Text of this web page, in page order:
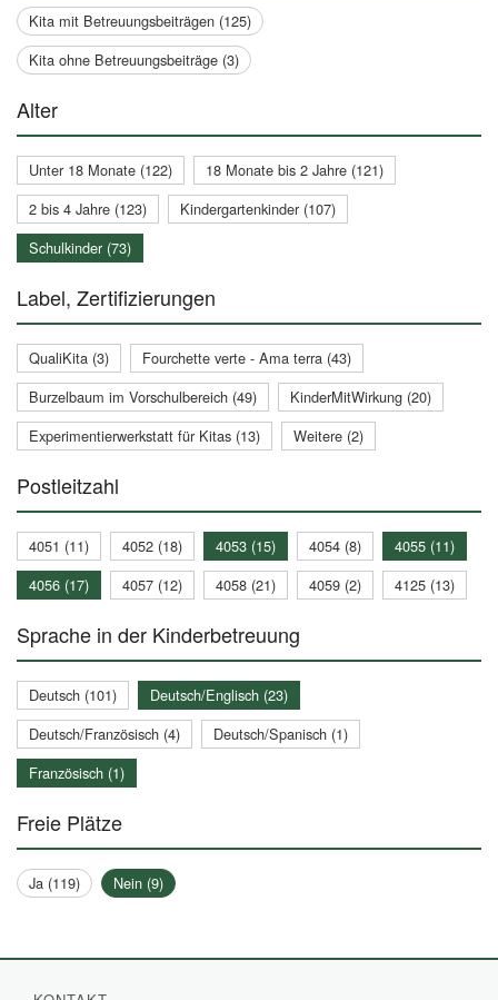
Kita mit Betreuungsbeiträgen (125)
Kita ohne Betreuungsbeiträge (3)
Alter
Unter 18 Monate (122)
18 Monate bis 2 Jahre (121)
2 bis 4 Jahre (123)
Kindergartenkinder (107)
Schulkinder (73)
Label, Zertifizierungen
QualiKita (3)
Fourchette verte - Ama terra (43)
Burzelbaum im Vorschulbereich (49)
KinderMitWirkung (20)
Experimentierwerkstatt für Kitas (13)
Weitere (2)
Postleitzahl
4051 (11) 4052 (18) 4053 (15) 4054 (8)
4055 (11)
4056 (17)
4057 (12) 4058 (21) 4059 (2) 4125 (13)
Sprache in der Kinderbetreuung
Deutsch (101)
Deutsch/Englisch (23)
Deutsch/Französisch (4)
Deutsch/Spanisch (1)
Französisch (1)
Freie Plätze
Ja (119) Nein (9)